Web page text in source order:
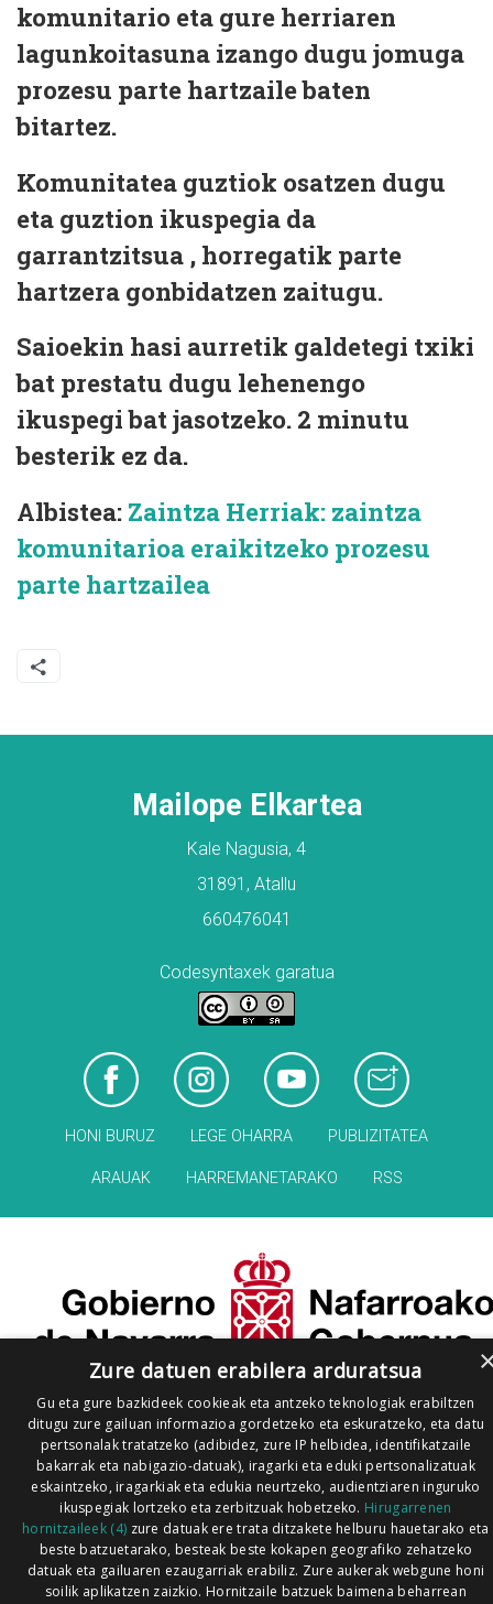
komunitario eta gure herriaren
lagunkoitasuna izango dugu jomuga
prozesu parte hartzaile baten
bitartez.
Komunitatea guztiok osatzen dugu
eta guztion ikuspegia da
garrantzitsua , horregatik parte
hartzera gonbidatzen zaitugu.
Saioekin hasi aurretik galdetegi txiki
bat prestatu dugu lehenengo
ikuspegi bat jasotzeko. 2 minutu
besterik ez da.
Albistea: Zaintza Herriak: zaintza
komunitarioa eraikitzeko prozesu
parte hartzailea
Mailope Elkartea
Kale Nagusia, 4
31891, Atallu
660476041
Codesyntaxek garatua
HONI BURUZ LEGE OHARRA PUBLIZITATEA
ARAUAK HARREMANETARAKO RSS
Zure datuen erabilera arduratsua
Gu eta gure bazkideek cookieak eta antzeko teknologiak erabiltzen
ditugu zure gailuan informazioa gordetzeko eta eskuratzeko, eta datu
pertsonalak tratatzeko (adibidez, zure IP helbidea, identifikatzaile
bakarrak eta nabigazio-datuak), iragarki eta eduki pertsonalizatuak
eskaintzeko, iragarkiak eta edukia neurtzeko, audientziaren inguruko
ikuspegiak lortzeko eta zerbitzuak hobetzeko. Hirugarrenen
hornitzaileek (4) zure datuak ere trata ditzakete helburu hauetarako eta
beste batzuetarako, besteak beste kokapen geografiko zehatzeko
datuak eta gailuaren ezaugarriak erabiliz. Zure aukerak webgune honi
soilik aplikatzen zaizkio. Hornitzaile batzuek baimena beharrean